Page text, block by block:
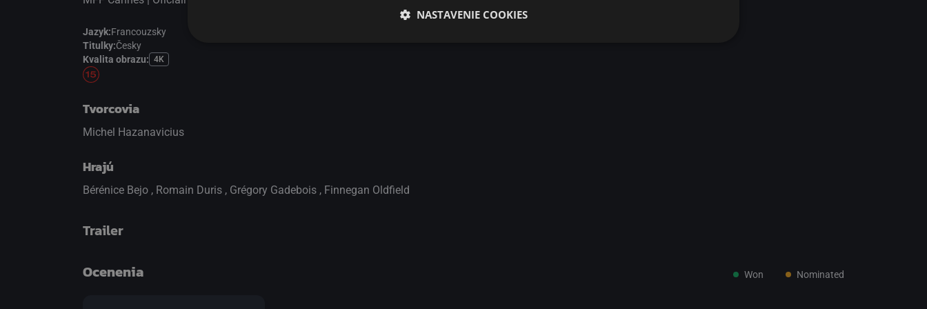
Jazyk:Francouzsky
Titulky:Česky
Kvalita obrazu: 4K
Tvorcovia
Michel Hazanavicius
Hrajú
Bérénice Bejo , Romain Duris , Grégory Gadebois , Finnegan Oldfield
Trailer
Ocenenia
Won Nominated
NASTAVENIE COOKIES